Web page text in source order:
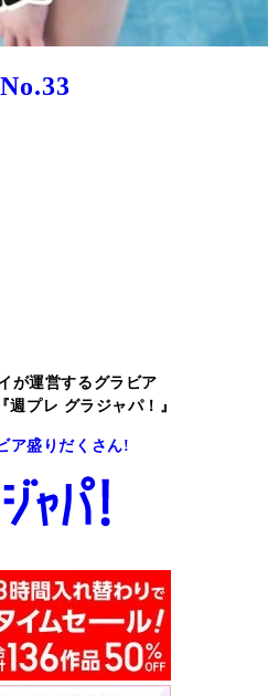
が運営するグラビア
週プレ グラジャパ！』
ア盛りだくさん!